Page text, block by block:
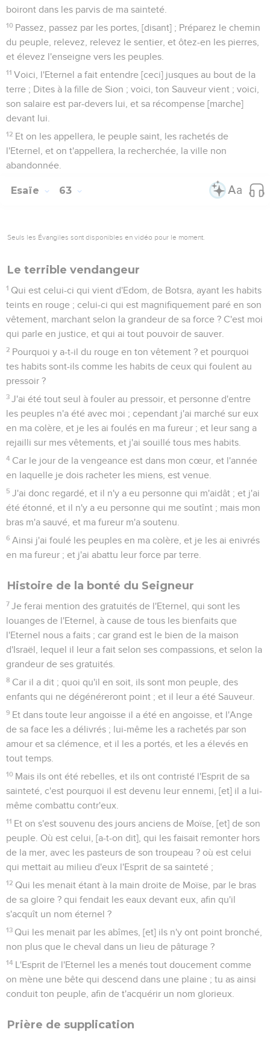
boiront dans les parvis de ma sainteté.
10 Passez, passez par les portes, [disant] ; Préparez le chemin
du peuple, relevez, relevez le sentier, et ôtez-en les pierres,
et élevez l'enseigne vers les peuples.
11 Voici, l'Eternel a fait entendre [ceci] jusques au bout de la
terre ; Dites à la fille de Sion ; voici, ton Sauveur vient ; voici,
son salaire est par-devers lui, et sa récompense [marche]
devant lui.
12 Et on les appellera, le peuple saint, les rachetés de
l'Eternel, et on t'appellera, la recherchée, la ville non
abandonnée.
Esaïe 63
Seuls les Évangiles sont disponibles en vidéo pour le moment.
Le terrible vendangeur
1 Qui est celui-ci qui vient d'Edom, de Botsra, ayant les habits
teints en rouge ; celui-ci qui est magnifiquement paré en son
vêtement, marchant selon la grandeur de sa force ? C'est moi
qui parle en justice, et qui ai tout pouvoir de sauver.
2 Pourquoi y a-t-il du rouge en ton vêtement ? et pourquoi
tes habits sont-ils comme les habits de ceux qui foulent au
pressoir ?
3 J'ai été tout seul à fouler au pressoir, et personne d'entre
les peuples n'a été avec moi ; cependant j'ai marché sur eux
en ma colère, et je les ai foulés en ma fureur ; et leur sang a
rejailli sur mes vêtements, et j'ai souillé tous mes habits.
4 Car le jour de la vengeance est dans mon cœur, et l'année
en laquelle je dois racheter les miens, est venue.
5 J'ai donc regardé, et il n'y a eu personne qui m'aidât ; et j'ai
été étonné, et il n'y a eu personne qui me soutînt ; mais mon
bras m'a sauvé, et ma fureur m'a soutenu.
6 Ainsi j'ai foulé les peuples en ma colère, et je les ai enivrés
en ma fureur ; et j'ai abattu leur force par terre.
Histoire de la bonté du Seigneur
7 Je ferai mention des gratuités de l'Eternel, qui sont les
louanges de l'Eternel, à cause de tous les bienfaits que
l'Eternel nous a faits ; car grand est le bien de la maison
d'Israël, lequel il leur a fait selon ses compassions, et selon la
grandeur de ses gratuités.
8 Car il a dit ; quoi qu'il en soit, ils sont mon peuple, des
enfants qui ne dégénéreront point ; et il leur a été Sauveur.
9 Et dans toute leur angoisse il a été en angoisse, et l'Ange
de sa face les a délivrés ; lui-même les a rachetés par son
amour et sa clémence, et il les a portés, et les a élevés en
tout temps.
10 Mais ils ont été rebelles, et ils ont contristé l'Esprit de sa
sainteté, c'est pourquoi il est devenu leur ennemi, [et] il a lui-
même combattu contr'eux.
11 Et on s'est souvenu des jours anciens de Moïse, [et] de son
peuple. Où est celui, [a-t-on dit], qui les faisait remonter hors
de la mer, avec les pasteurs de son troupeau ? où est celui
qui mettait au milieu d'eux l'Esprit de sa sainteté ;
12 Qui les menait étant à la main droite de Moïse, par le bras
de sa gloire ? qui fendait les eaux devant eux, afin qu'il
s'acquît un nom éternel ?
13 Qui les menait par les abîmes, [et] ils n'y ont point bronché,
non plus que le cheval dans un lieu de pâturage ?
14 L'Esprit de l'Eternel les a menés tout doucement comme
on mène une bête qui descend dans une plaine ; tu as ainsi
conduit ton peuple, afin de t'acquérir un nom glorieux.
Prière de supplication